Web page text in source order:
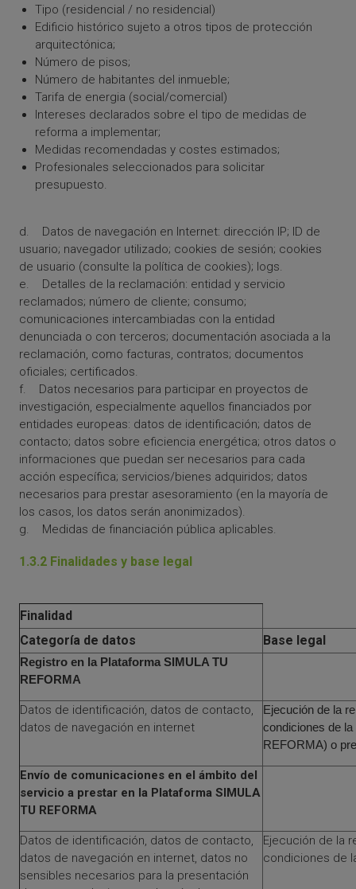
Tipo (residencial / no residencial)
Edificio histórico sujeto a otros tipos de protección
arquitectónica;
Número de pisos;
Número de habitantes del inmueble;
Tarifa de energia (social/comercial)
Intereses declarados sobre el tipo de medidas de
reforma a implementar;
Medidas recomendadas y costes estimados;
Profesionales seleccionados para solicitar
presupuesto.
d. Datos de navegación en Internet: dirección IP; ID de
usuario; navegador utilizado; cookies de sesión; cookies
de usuario (consulte la política de cookies); logs.
e. Detalles de la reclamación: entidad y servicio
reclamados; número de cliente; consumo;
comunicaciones intercambiadas con la entidad
denunciada o con terceros; documentación asociada a la
reclamación, como facturas, contratos; documentos
oficiales; certificados.
f. Datos necesarios para participar en proyectos de
investigación, especialmente aquellos financiados por
entidades europeas: datos de identificación; datos de
contacto; datos sobre eficiencia energética; otros datos o
informaciones que puedan ser necesarios para cada
acción específica; servicios/bienes adquiridos; datos
necesarios para prestar asesoramiento (en la mayoría de
los casos, los datos serán anonimizados).
g. Medidas de financiación pública aplicables.
1.3.2 Finalidades y base legal
Finalidad
Categoría de datos
Base legal
Registro en la Plataforma SIMULA TU
REFORMA
Datos de identificación, datos de contacto,
datos de navegación en internet
Ejecución de la
condiciones de
REFORMA) o
Envío de comunicaciones en el ámbito del
servicio a prestar en la Plataforma SIMULA
TU REFORMA
Datos de identificación, datos de contacto,
datos de navegación en internet, datos no
sensibles necesarios para la presentación
Ejecución de la
condiciones de